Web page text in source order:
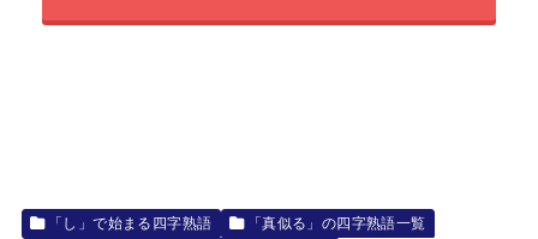
「し」で始まる四字熟語
「真似る」の四字熟語一覧